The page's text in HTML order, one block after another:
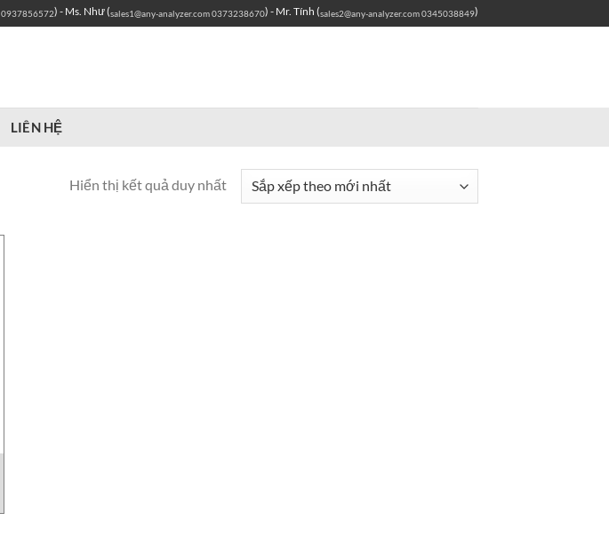
0937856572) - Ms. Như (sales1@any-analyzer.com0373238670) - Mr. Tính (sales2@any-analyzer.com0345038849)
LIÊN HỆ
Hiển thị kết quả duy nhất